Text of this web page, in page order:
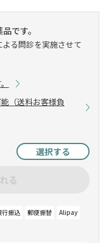
です。
よる問診を実施させて
（送料お客様負
選択する
る
行振込 郵便振替
Alipay